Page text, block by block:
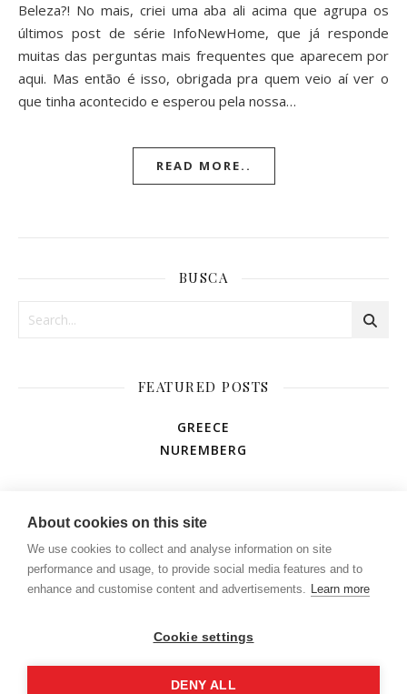
Beleza?! No mais, criei uma aba ali acima que agrupa os
últimos post de série InfoNewHome, que já responde
muitas das perguntas mais frequentes que aparecem por
aqui. Mas então é isso, obrigada pra quem veio aí ver o
que tinha acontecido e esperou pela nossa…
READ MORE..
BUSCA
FEATURED POSTS
GREECE
NUREMBERG
About cookies on this site
We use cookies to collect and analyse information on site
performance and usage, to provide social media features and to
enhance and customise content and advertisements. Learn more
Cookie settings
DENY ALL